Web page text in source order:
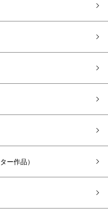
ー作品）